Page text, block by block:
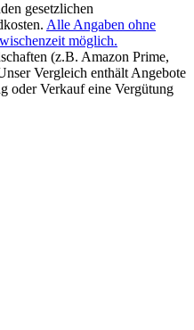
gesetzlichen
Alle Angaben ohne
möglich.
(z.B. Amazon Prime,
Vergleich enthält Angebote
oder Verkauf eine Vergütung